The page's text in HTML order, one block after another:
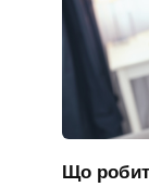
Що